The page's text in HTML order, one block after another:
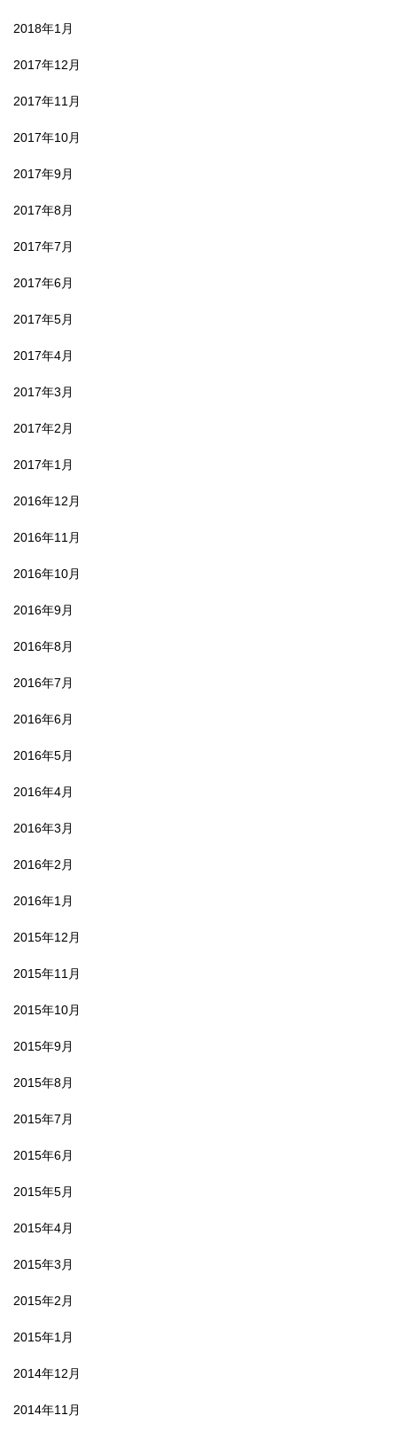
2018年1月
2017年12月
2017年11月
2017年10月
2017年9月
2017年8月
2017年7月
2017年6月
2017年5月
2017年4月
2017年3月
2017年2月
2017年1月
2016年12月
2016年11月
2016年10月
2016年9月
2016年8月
2016年7月
2016年6月
2016年5月
2016年4月
2016年3月
2016年2月
2016年1月
2015年12月
2015年11月
2015年10月
2015年9月
2015年8月
2015年7月
2015年6月
2015年5月
2015年4月
2015年3月
2015年2月
2015年1月
2014年12月
2014年11月